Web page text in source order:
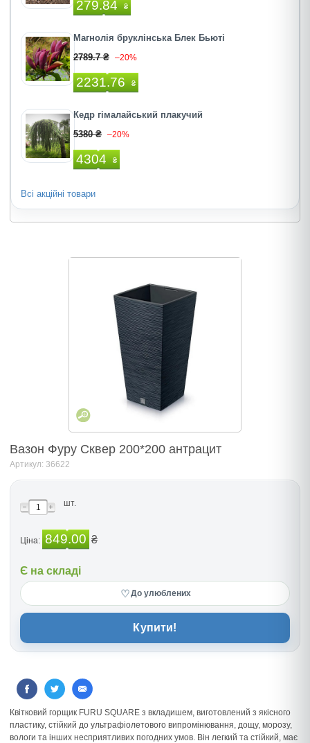
279.84 ₴
Магнолія бруклінська Блек Бьюті
2789.7 ₴ –20%
2231.76 ₴
Кедр гімалайський плакучий
5380 ₴ –20%
4304 ₴
Всі акційні товари
Вазон Фуру Сквер 200*200 антрацит
Артикул: 36622
шт.
Ціна: 849.00 ₴
Є на складі
♡До улюблених
Купити!
Квітковий горщик FURU SQUARE з вкладишем, виготовлений з якісного
пластику, стійкий до ультрафіолетового випромінювання, дощу, морозу,
вологи та інших несприятливих погодних умов. Він легкий та стійкий, має